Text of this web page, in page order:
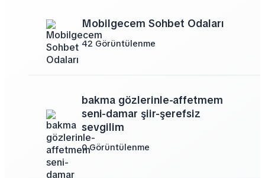
Mobilgecem Sohbet Odaları
42 Görüntülenme
bakma gözlerinle-affetmem
seni-damar şiir-şerefsiz
sevgilim
0 Görüntülenme